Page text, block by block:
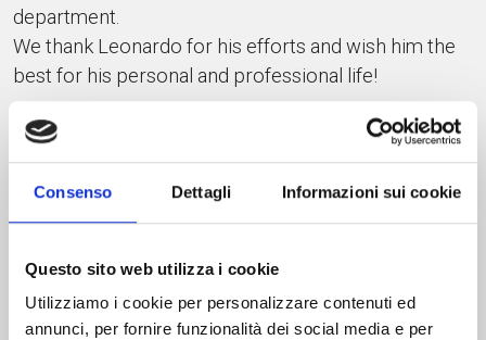
Consenso Dettagli Informazioni sui cookie
Questo sito web utilizza i cookie
Utilizziamo i cookie per personalizzare contenuti ed
annunci, per fornire funzionalità dei social media e per
department.
We thank Leonardo for his efforts and wish him the
best for his personal and professional life!
hashtag#waterTreatment hashtag#bespokeDesign
hashtag#madeInItaly hashtag#electricMotors
hashtag#ElectroAdda hashtag#studentTraining
ULTIMI PUBBLICATI